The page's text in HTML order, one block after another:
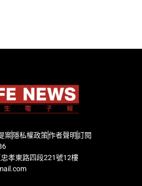
案隱私權政策作者聲明訂閱
孝東路四段221號12樓